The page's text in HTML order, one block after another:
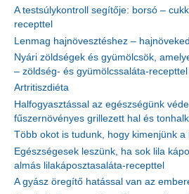
A testsúlykontroll segítője: borsó –
recepttel
Lenmag hajnövesztéshez –
Nyári zöldségek és gyümölcsök,
– zöldség- és gyümölcssaláta-recepttel
Artritiszdiéta
Halfogyasztással az egészségünk
fűszernövényes grillezett hal és
Több okot is tudunk, hogy kimenjünk a
Egészségesek leszünk, ha sok lila
almás lilakáposztasaláta-recepttel
A gyász öregítő hatással van az